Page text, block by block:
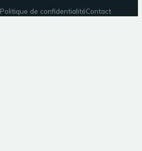
Politique de confidentialitéContact